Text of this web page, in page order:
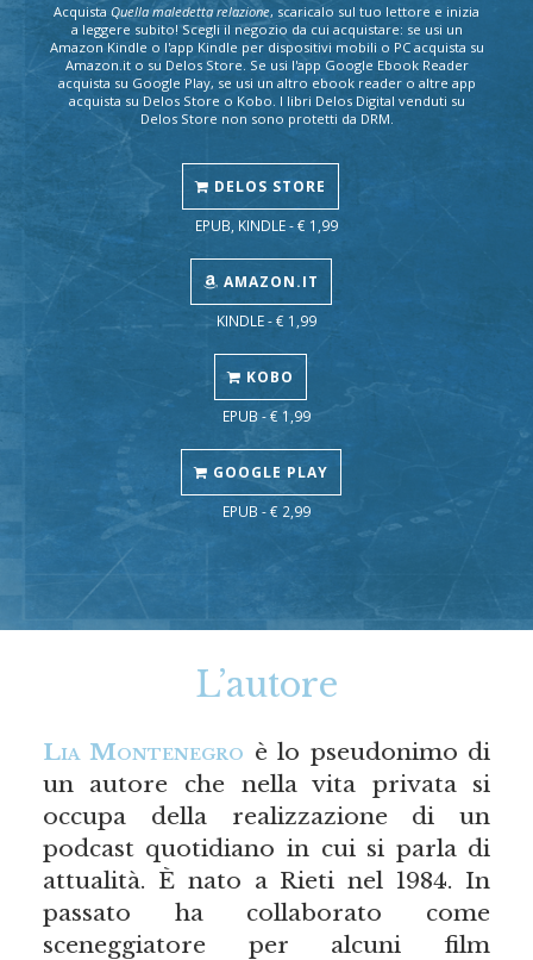
Acquista Quella maledetta relazione, scaricalo sul tuo lettore e inizia
a leggere subito! Scegli il negozio da cui acquistare: se usi un
Amazon Kindle o l'app Kindle per dispositivi mobili o PC acquista su
Amazon.it o su Delos Store. Se usi l'app Google Ebook Reader
acquista su Google Play, se usi un altro ebook reader o altre app
acquista su Delos Store o Kobo. I libri Delos Digital venduti su
Delos Store non sono protetti da DRM.
DELOS STORE
EPUB, KINDLE - € 1,99
AMAZON.IT
KINDLE - € 1,99
KOBO
EPUB - € 1,99
GOOGLE PLAY
EPUB - € 2,99
L’autore
Lia Montenegro è lo pseudonimo di
un autore che nella vita privata si
occupa della realizzazione di un
podcast quotidiano in cui si parla di
attualità. È nato a Rieti nel 1984. In
passato ha collaborato come
sceneggiatore per alcuni film